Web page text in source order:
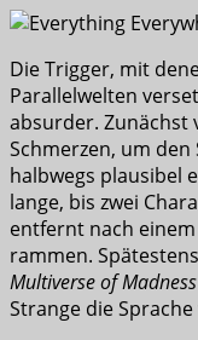
Die Trigger, mit
Parallelwelten
absurder. Zunächst
Schmerzen, um
halbwegs plausibel
lange, bis zwei
entfernt nach
rammen.
Multiverse of Madness
Strange die